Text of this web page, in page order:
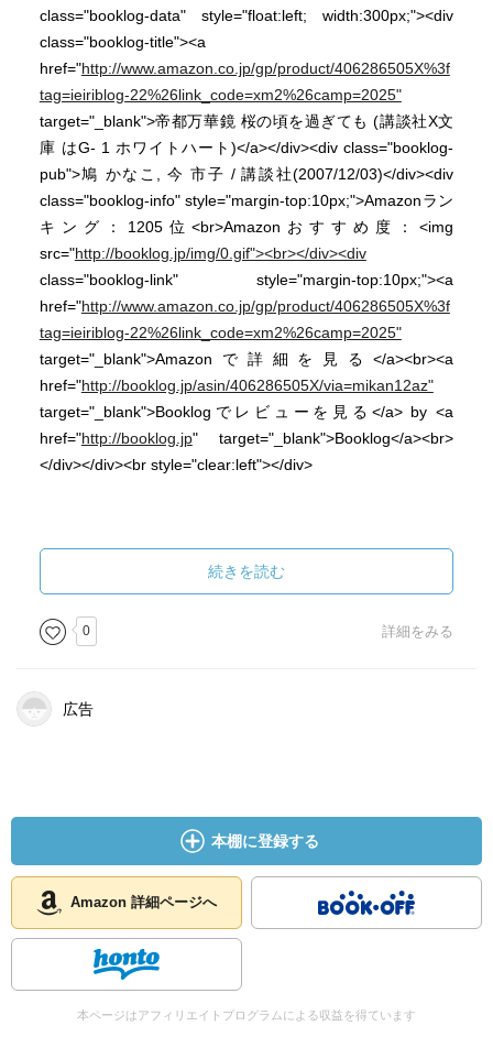
class="booklog-data" style="float:left; width:300px;"><div
class="booklog-title"><a
href="http://www.amazon.co.jp/gp/product/406286505X%3f
tag=ieiriblog-22%26link_code=xm2%26camp=2025"
target="_blank">帝都万華鏡 桜の頃を過ぎても (講談社X文
庫 はG- 1 ホワイトハート)</a></div><div class="booklog-
pub">鳩 かなこ, 今 市子 / 講談社(2007/12/03)</div><div
class="booklog-info" style="margin-top:10px;">Amazonラン
キング：1205位<br>Amazonおすすめ度：<img
src="http://booklog.jp/img/0.gif"><br></div><div
class="booklog-link" style="margin-top:10px;"><a
href="http://www.amazon.co.jp/gp/product/406286505X%3f
tag=ieiriblog-22%26link_code=xm2%26camp=2025"
target="_blank">Amazonで詳細を見る</a><br><a
href="http://booklog.jp/asin/406286505X/via=mikan12az"
target="_blank">Booklogでレビューを見る</a> by <a
href="http://booklog.jp" target="_blank">Booklog</a><br>
</div></div><br style="clear:left"></div>
続きを読む
0 詳細をみる
広告
本棚に登録する
Amazon 詳細ページへ
本ページはアフィリエイトプログラムによる収益を得ています